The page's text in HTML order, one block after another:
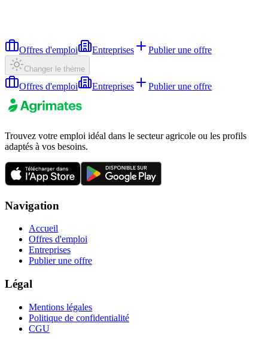
Offres d'emploi Entreprises Publier une offre
Changer le thème
Offres d'emploi Entreprises Publier une offre
Trouvez votre emploi idéal dans le secteur agricole ou les profils
adaptés à vos besoins.
Navigation
Accueil
Offres d'emploi
Entreprises
Publier une offre
Légal
Mentions légales
Politique de confidentialité
CGU